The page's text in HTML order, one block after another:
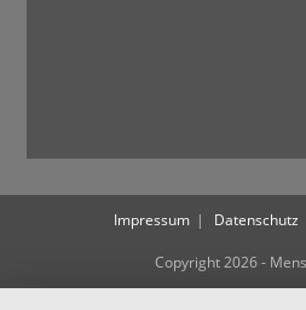
Impressum Datenschutz
Copyright 2026 -